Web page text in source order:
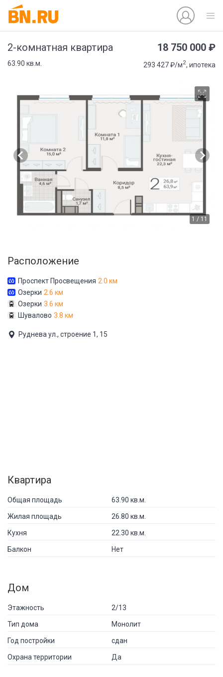
2-комнатная квартира 18 750 000 ₽
63.90 кв.м. 293 427 ₽/м2, ипотека
1 / 11
Расположение
Проспект Просвещения 2.0 км
Озерки 2.6 км
Озерки 3.6 км
Шувалово 3.8 км
Руднева ул., строение 1, 15
Квартира
Общая площадь 63.90 кв.м.
Жилая площадь 26.80 кв.м.
Кухня 22.30 кв.м.
Балкон Нет
Дом
Этажность 2/13
Тип дома Монолит
Год постройки сдан
Охрана территории Да